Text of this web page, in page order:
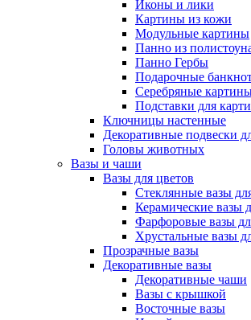
Иконы и лики
Картины из кожи
Модульные картины
Панно из
Панно Гербы
Подарочные
Серебряные
Подставки для
Ключницы настенные
Декоративные подвески
Головы животных
Вазы и чаши
Вазы для цветов
Стеклянные вазы
Керамические вазы
Фарфоровые вазы
Хрустальные вазы
Прозрачные вазы
Декоративные вазы
Декоративные чаши
Вазы с крышкой
Восточные вазы